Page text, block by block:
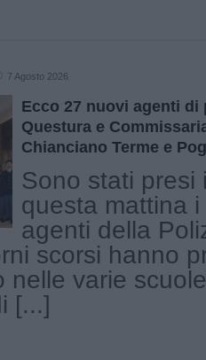
7 Agosto 2026
Ecco 27 nuovi agenti di
Questura e
Chianciano Terme e
Sono stati presi
questa mattina
agenti della
scorsi hanno
nelle varie
[...]